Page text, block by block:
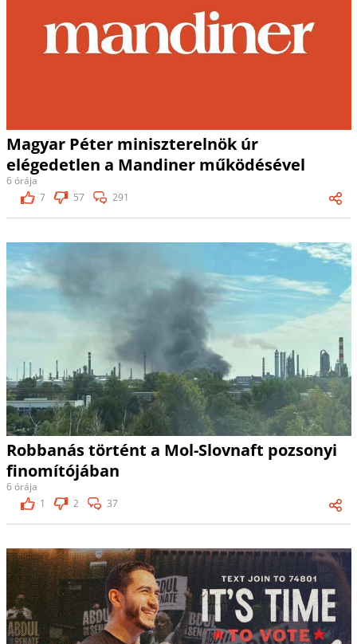
Magyar Péter miniszterelnök úr
elégedetlen a Mandiner működésével
6 órája
7
57 291
Robbanás történt a Mol-Slovnaft pozsonyi
finomítójában
6 órája
1
2 37